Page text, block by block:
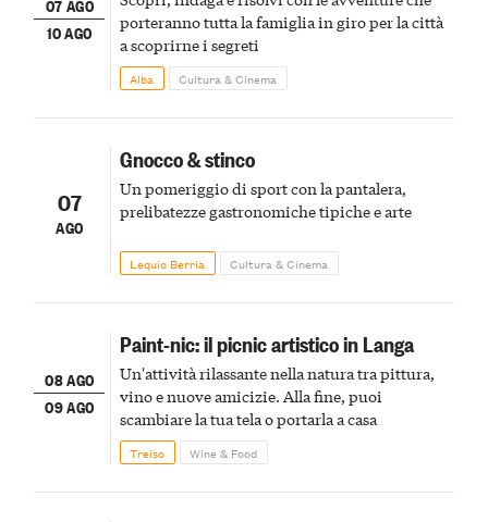
07 AGO
10 AGO
porteranno tutta la famiglia in giro per la città
a scoprirne i segreti
Alba Cultura & Cinema
07
AGO
Gnocco & stinco
Un pomeriggio di sport con la pantalera,
prelibatezze gastronomiche tipiche e arte
Lequio Berria Cultura & Cinema
08 AGO
09 AGO
Paint-nic: il picnic artistico in Langa
Un'attività rilassante nella natura tra pittura,
vino e nuove amicizie. Alla fine, puoi
scambiare la tua tela o portarla a casa
Treiso Wine & Food